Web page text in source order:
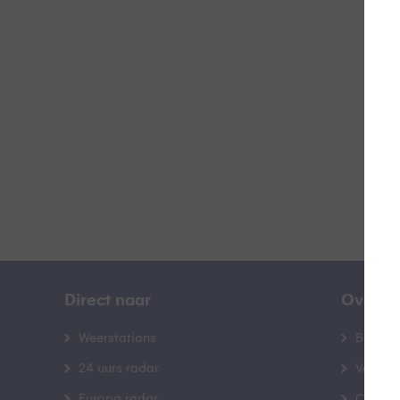
Direct naar
Weerstations
24 uurs radar
Over